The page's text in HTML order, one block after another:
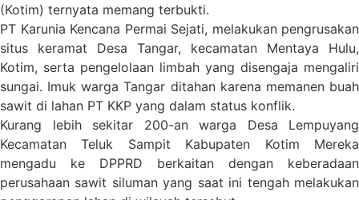
(Kotim) ternyata memang terbukti.
PT Karunia Kencana Permai Sejati, melakukan pengrusakan
situs keramat Desa Tangar, kecamatan Mentaya Hulu,
Kotim, serta pengelolaan limbah yang disengaja mengaliri
sungai. Imuk warga Tangar ditahan karena memanen buah
sawit di lahan PT KKP yang dalam status konflik.
Kurang lebih sekitar 200-an warga Desa Lempuyang
Kecamatan Teluk Sampit Kabupaten Kotim Mereka
mengadu ke DPPRD berkaitan dengan keberadaan
perusahaan sawit siluman yang saat ini tengah melakukan